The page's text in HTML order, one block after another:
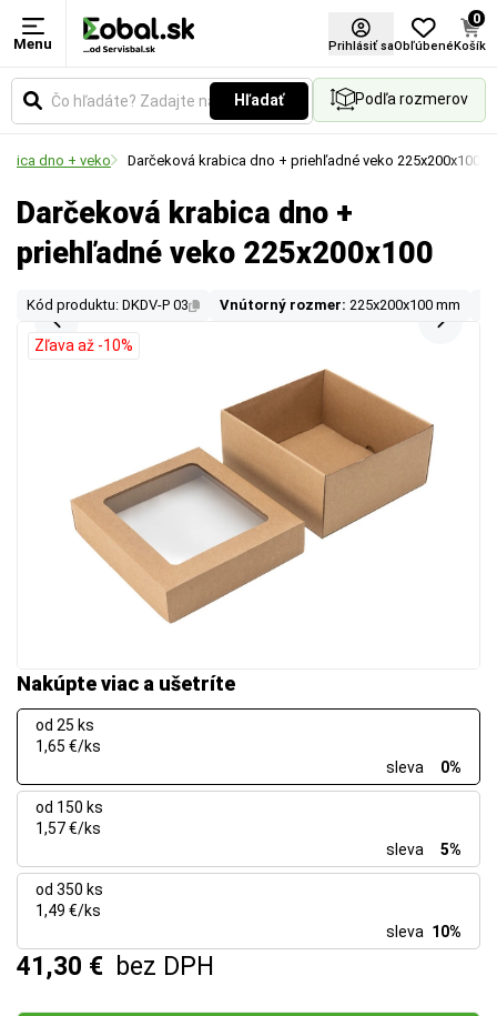
Menu Prihlásiť saObľúbené
0
Košík
Hľadať Podľa rozmerov
dno + veko Darčeková krabica dno + priehľadné veko 225x200x100
Darčeková krabica dno +
priehľadné veko 225x200x100
Kód produktu: DKDV-P 03 Vnútorný rozmer: 225x200x100 mm
Nakúpte viac a ušetríte
od 25 ks
1,65 €/ks
sleva
0%
od 150 ks
1,57 €/ks
sleva
5%
od 350 ks
1,49 €/ks
sleva 10%
41,30 € bez DPH
Zľava až -10%